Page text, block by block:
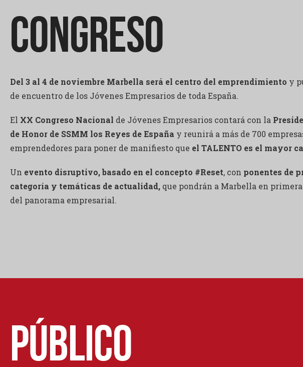
Congreso
Del 3 al 4 de noviembre Marbella será el centro del emprendimiento y
de encuentro de los Jóvenes Empresarios de toda España.
El XX Congreso Nacional de Jóvenes Empresarios contará con la
de Honor de SSMM los Reyes de España y reunirá a más de 700
emprendedores para poner de manifiesto que el TALENTO es el mayor
Un evento disruptivo, basado en el concepto #Reset, con ponentes de
categoría y temáticas de actualidad, que pondrán a Marbella en
del panorama empresarial.
Público